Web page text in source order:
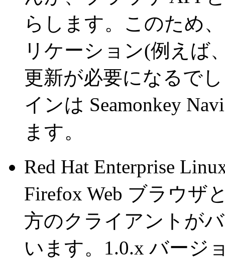
らします。このため
リケーション(例えば
更新が必要になるで
インは Seamonkey
ます。
Red Hat Enterprise
Firefox Web ブラウザ
方のクライアントが
います。1.0.x バージ